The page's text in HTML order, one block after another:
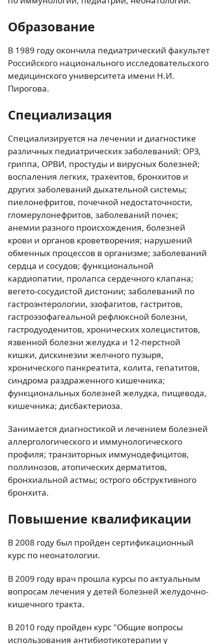
Образование
В 1989 году окончила педиатрический факультет
Российского национального исследовательского
медицинского университета имени Н.И.
Пирогова.
Специализация
Специализируется на лечении и диагностике
различных педиатрических заболеваний: ОРЗ,
гриппа, ОРВИ, простуды и вирусных болезней;
воспаления легких, трахеитов, бронхитов и
других заболеваний дыхательной системы;
пиелонефритов, почечной недостаточности,
гломерулонефритов, заболеваний почек;
анемии разного происхождения, болезней
крови и органов кроветворения; нарушений
обменных процессов в организме; заболеваний
сердца и сосудов; функциональной
кардиопатии, пролапса сердечного клапана;
вегето-сосудистой дистонии; заболеваний по
гастроэнтерологии, эзофагитов, гастритов,
гастроэзофагеальной рефлюксной болезни,
гастродуоденитов, хронических холециститов,
язвенной болезни желудка и 12-перстной
кишки, дискинезии желчного пузыря,
хронического панкреатита, колита, гепатитов,
синдрома раздраженного кишечника;
функциональных болезней желудка, пищевода,
кишечника; дисбактериоза.
Занимается диагностикой и лечением болезней
аллергологического и иммунологического
профиля; транзиторных иммунодефицитов,
поллинозов, атопических дерматитов,
бронхиальной астмы; острого обструктивного
бронхита.
Повышение квалификации
В 2008 году был пройден сертификационный
курс по неонатологии.
В 2009 году врач прошла курсы по актуальным
вопросам лечения у детей болезней желудочно-
кишечного тракта.
В 2010 году пройден курс "Общие вопросы
использования антибиотикотерапии у